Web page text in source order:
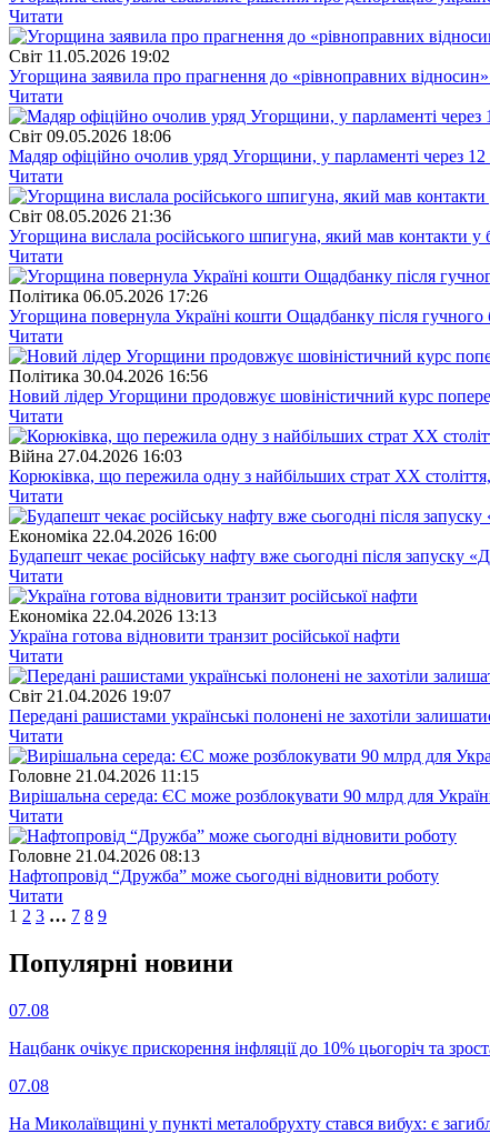
Читати
Свiт 11.05.2026 19:02
Угорщина заявила про прагнення до «рівноправних відносин»
Читати
Свiт 09.05.2026 18:06
Мадяр офіційно очолив уряд Угорщини, у парламенті через
Читати
Свiт 08.05.2026 21:36
Угорщина вислала російського шпигуна, який мав контакти у
Читати
Полiтика 06.05.2026 17:26
Угорщина повернула Україні кошти Ощадбанку після гучного
Читати
Полiтика 30.04.2026 16:56
Новий лідер Угорщини продовжує шовіністичний курс
Читати
Війна 27.04.2026 16:03
Корюківка, що пережила одну з найбільших страт ХХ
Читати
Економіка 22.04.2026 16:00
Будапешт чекає російську нафту вже сьогодні після запуску
Читати
Економіка 22.04.2026 13:13
Україна готова відновити транзит російської нафти
Читати
Свiт 21.04.2026 19:07
Передані рашистами українські полонені не захотіли
Читати
Головне 21.04.2026 11:15
Вирішальна середа: ЄС може розблокувати 90 млрд для
Читати
Головне 21.04.2026 08:13
Нафтопровід “Дружба” може сьогодні відновити роботу
Читати
1 2 3 … 7 8 9
Популярнi новини
07.08
Нацбанк очікує прискорення інфляції до 10% цьогоріч та
07.08
На Миколаївщині у пункті металобрухту стався вибух: є